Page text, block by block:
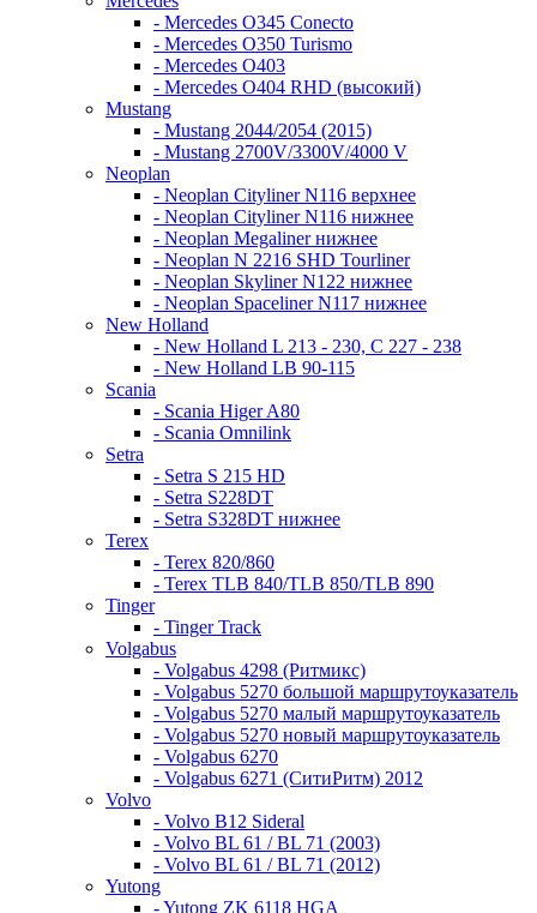
- Mercedes O345 Conectо
- Mercedes O350 Turismo
- Mercedes O403
- Mercedes O404 RHD (высокий)
Mustang
- Mustang 2044/2054 (2015)
- Mustang 2700V/3300V/4000 V
Neoplan
- Neoplan Cityliner N116 верхнее
- Neoplan Cityliner N116 нижнее
- Neoplan Megaliner нижнее
- Neoplan N 2216 SHD Tourliner
- Neoplan Skyliner N122 нижнее
- Neoplan Spaceliner N117 нижнее
New Holland
- New Holland L 213 - 230, C 227 - 238
- New Holland LB 90-115
Scania
- Scania Higer A80
- Scania Omnilink
Setra
- Setra S 215 HD
- Setra S228DT
- Setra S328DT нижнее
Terex
- Terex 820/860
- Terex TLB 840/TLB 850/TLB 890
Tinger
- Tinger Track
Volgabus
- Volgabus 4298 (Ритмикс)
- Volgabus 5270 большой маршрутоуказатель
- Volgabus 5270 малый маршрутоуказатель
- Volgabus 5270 новый маршрутоуказатель
- Volgabus 6270
- Volgabus 6271 (СитиРитм) 2012
Volvo
- Volvo B12 Sideral
- Volvo BL 61 / BL 71 (2003)
- Volvo BL 61 / BL 71 (2012)
Yutong
- Yutong ZK 6118 HGA